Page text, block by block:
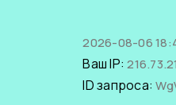
2026-08-06
Ваш IP:
ID запроса: